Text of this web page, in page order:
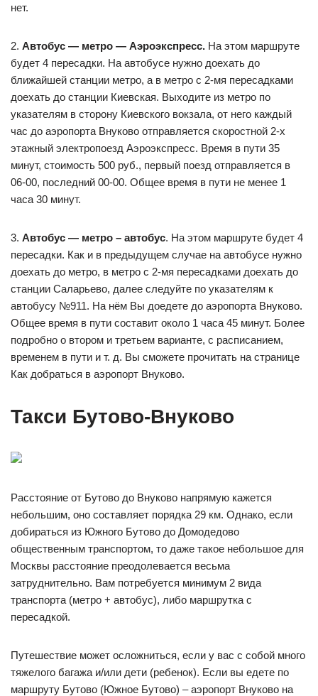
нет.
2. Автобус — метро — Аэроэкспресс. На этом маршруте
будет 4 пересадки. На автобусе нужно доехать до
ближайшей станции метро, а в метро с 2-мя пересадками
доехать до станции Киевская. Выходите из метро по
указателям в сторону Киевского вокзала, от него каждый
час до аэропорта Внуково отправляется скоростной 2-х
этажный электропоезд Аэроэкспресс. Время в пути 35
минут, стоимость 500 руб., первый поезд отправляется в
06-00, последний 00-00. Общее время в пути не менее 1
часа 30 минут.
3. Автобус — метро – автобус. На этом маршруте будет 4
пересадки. Как и в предыдущем случае на автобусе нужно
доехать до метро, в метро с 2-мя пересадками доехать до
станции Саларьево, далее следуйте по указателям к
автобусу №911. На нём Вы доедете до аэропорта Внуково.
Общее время в пути составит около 1 часа 45 минут. Более
подробно о втором и третьем варианте, с расписанием,
временем в пути и т. д. Вы сможете прочитать на странице
Как добраться в аэропорт Внуково.
Такси Бутово-Внуково
Расстояние от Бутово до Внуково напрямую кажется
небольшим, оно составляет порядка 29 км. Однако, если
добираться из Южного Бутово до Домодедово
общественным транспортом, то даже такое небольшое для
Москвы расстояние преодолевается весьма
затруднительно. Вам потребуется минимум 2 вида
транспорта (метро + автобус), либо маршрутка с
пересадкой.
Путешествие может осложниться, если у вас с собой много
тяжелого багажа и/или дети (ребенок). Если вы едете по
маршруту Бутово (Южное Бутово) – аэропорт Внуково на